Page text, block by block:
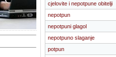
cjelovite i nepotpune obitelji
nepotpun
nepotpuni glagol
nepotpuno slaganje
potpun